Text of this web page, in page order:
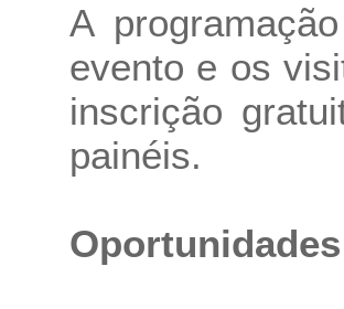
A
evento e os
inscrição
painéis.